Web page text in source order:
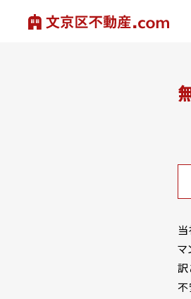
マ
訳
不